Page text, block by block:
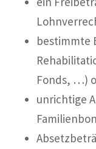
bestimmte
Fonds, …)
unrichtige